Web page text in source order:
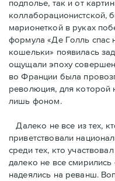
подполье, так и от
марионеткой в руках
формула «Де Голль спас
кошельки» появилась
ощущали эпоху
во Франции была
революция, для которой
лишь фоном.
Далеко не все из тех,
приветствовали
среди тех, кто
далеко не все
надеялись на реванш.